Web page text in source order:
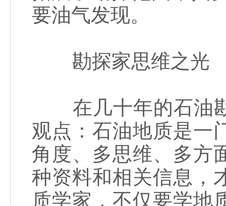
要油气发现。
勘探家思维之光
在几十年的石油勘
观点：石油地质是一
角度、多思维、多方
种资料和相关信息，
质学家，不仅要学地